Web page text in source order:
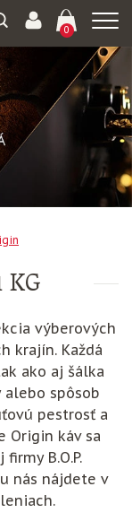
0
KG
výberových
krajín. Každá
ako aj šálka
spôsob
pestrosť a
Origin káv sa
B.O.P.
u nás nájdete v